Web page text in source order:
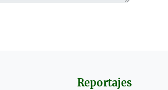
Reportajes